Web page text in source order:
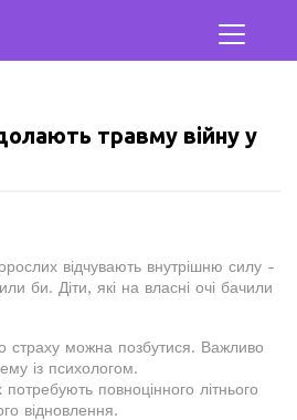
травму війну у
відчувають внутрішню силу -
би. Діти, які на власні очі бачили
страху можна позбутися. Важливо
із психологом.
потребують повноцінного літнього
відновлення.